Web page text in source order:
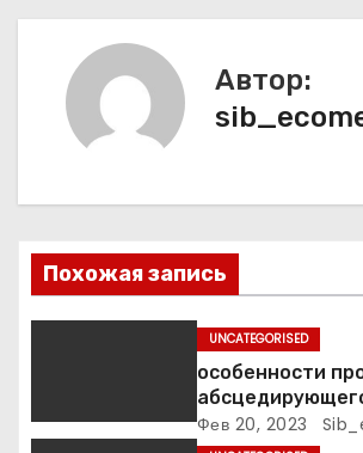
ц
з
а
и
Автор:
Похожая запись
UNCATEGORISED
особенности
код по МКБ-10
Фев 20, 2023